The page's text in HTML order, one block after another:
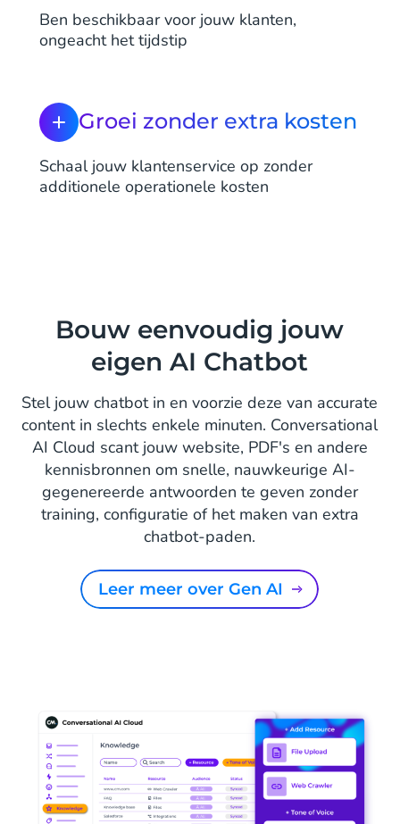
Ben beschikbaar voor jouw klanten,
ongeacht het tijdstip
Groei zonder extra kosten
Schaal jouw klantenservice op zonder
additionele operationele kosten
Bouw eenvoudig jouw
eigen AI Chatbot
Stel jouw chatbot in en voorzie deze van accurate
content in slechts enkele minuten. Conversational
AI Cloud scant jouw website, PDF's en andere
kennisbronnen om snelle, nauwkeurige AI-
gegenereerde antwoorden te geven zonder
training, configuratie of het maken van extra
chatbot-paden.
Leer meer over Gen AI